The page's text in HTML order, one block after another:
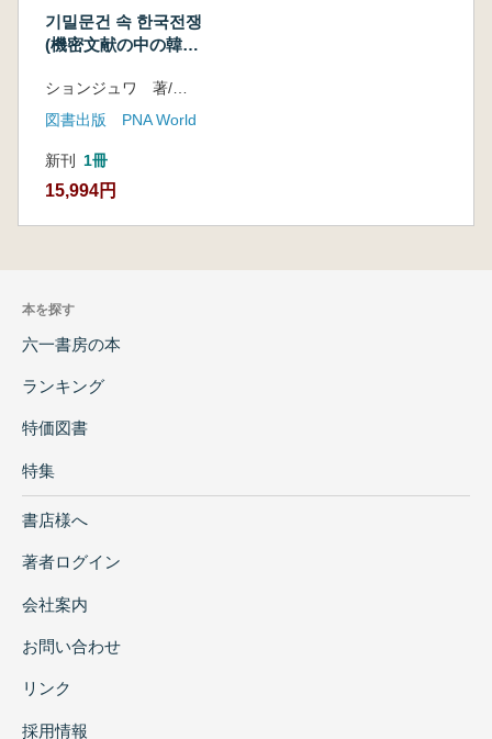
기밀문건 속 한국전쟁
(機密文献の中の韓国
図書出版 PNA World
新刊 1冊
15,994円
本を探す
六一書房の本
ランキング
特価図書
特集
書店様へ
著者ログイン
会社案内
お問い合わせ
リンク
採用情報